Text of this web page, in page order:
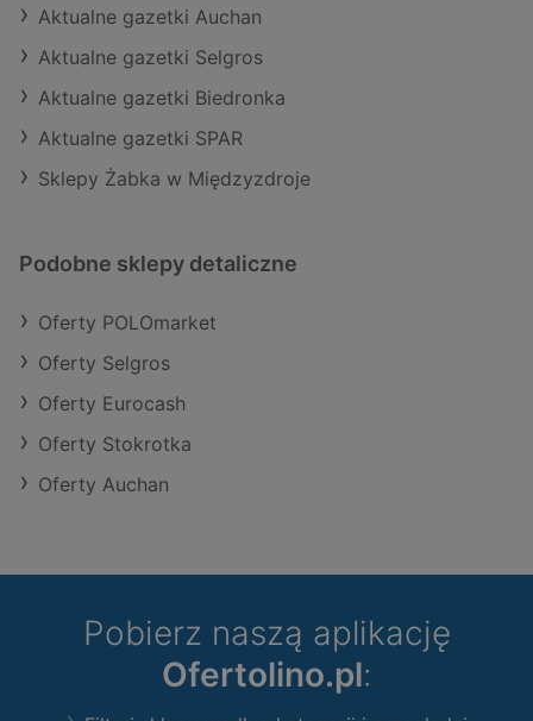
Aktualne gazetki Auchan
Aktualne gazetki Selgros
Aktualne gazetki Biedronka
Aktualne gazetki SPAR
Sklepy Żabka w Międzyzdroje
Podobne sklepy detaliczne
Oferty POLOmarket
Oferty Selgros
Oferty Eurocash
Oferty Stokrotka
Oferty Auchan
Pobierz naszą aplikację
Ofertolino.pl: